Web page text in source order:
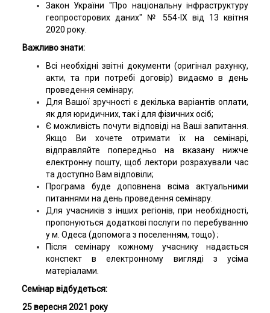
Закон України "Про національну інфраструктуру
геопросторових даних" № 554-IX від 13 квітня
2020 року.
Важливо знати:
Всі необхідні звітні документи (оригінал рахунку,
акти, та при потребі договір) видаємо в день
проведення семінару;
Для Вашої зручності є декілька варіантів оплати,
як для юридичних, так і для фізичних осіб;
Є можливість почути відповіді на Ваші запитання.
Якщо Ви хочете отримати їх на семінарі,
відправляйте попередньо на вказану нижче
електронну пошту, щоб лектори розрахували час
та доступно Вам відповіли;
Програма буде доповнена всіма актуальними
питаннями на день проведення семінару.
Для учасників з інших регіонів, при необхідності,
пропонуються додаткові послуги по перебуванню
у м. Одеса (допомога з поселенням, тощо) ;
Після семінару кожному учаснику надається
конспект в електронному вигляді з усіма
матеріалами.
Семінар відбудеться:
25 вересня 2021 року